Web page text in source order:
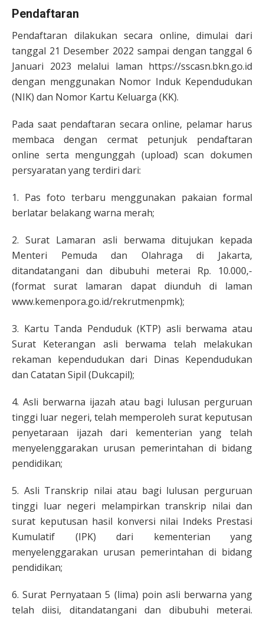
Pendaftaran
Pendaftaran dilakukan secara online, dimulai dari
tanggal 21 Desember 2022 sampai dengan tanggal 6
Januari 2023 melalui laman https://sscasn.bkn.go.id
dengan menggunakan Nomor Induk Kependudukan
(NIK) dan Nomor Kartu Keluarga (KK).
Pada saat pendaftaran secara online, pelamar harus
membaca dengan cermat petunjuk pendaftaran
online serta mengunggah (upload) scan dokumen
persyaratan yang terdiri dari:
1. Pas foto terbaru menggunakan pakaian formal
berlatar belakang warna merah;
2. Surat Lamaran asli berwama ditujukan kepada
Menteri Pemuda dan Olahraga di Jakarta,
ditandatangani dan dibubuhi meterai Rp. 10.000,-
(format surat lamaran dapat diunduh di laman
www.kemenpora.go.id/rekrutmenpmk);
3. Kartu Tanda Penduduk (KTP) asli berwama atau
Surat Keterangan asli berwama telah melakukan
rekaman kependudukan dari Dinas Kependudukan
dan Catatan Sipil (Dukcapil);
4. Asli berwarna ijazah atau bagi lulusan perguruan
tinggi luar negeri, telah memperoleh surat keputusan
penyetaraan ijazah dari kementerian yang telah
menyelenggarakan urusan pemerintahan di bidang
pendidikan;
5. Asli Transkrip nilai atau bagi lulusan perguruan
tinggi luar negeri melampirkan transkrip nilai dan
surat keputusan hasil konversi nilai Indeks Prestasi
Kumulatif (IPK) dari kementerian yang
menyelenggarakan urusan pemerintahan di bidang
pendidikan;
6. Surat Pernyataan 5 (lima) poin asli berwarna yang
telah diisi, ditandatangani dan dibubuhi meterai.